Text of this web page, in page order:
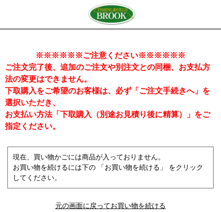
※※※※※※ご注意ください※※※※※※
ご注文完了後、追加のご注文や別注文との同梱、お支払方
法の変更はできません。
下取購入をご希望のお客様は、必ず「ご注文手続きへ」を
選択いただき、
お支払い方法「下取購入（別途お見積り後に精算）」をご
指定ください。
現在、買い物かごには商品が入っておりません。
お買い物を続けるには下の 「お買い物を続ける」 をクリック
してください。
元の画面に戻ってお買い物を続ける